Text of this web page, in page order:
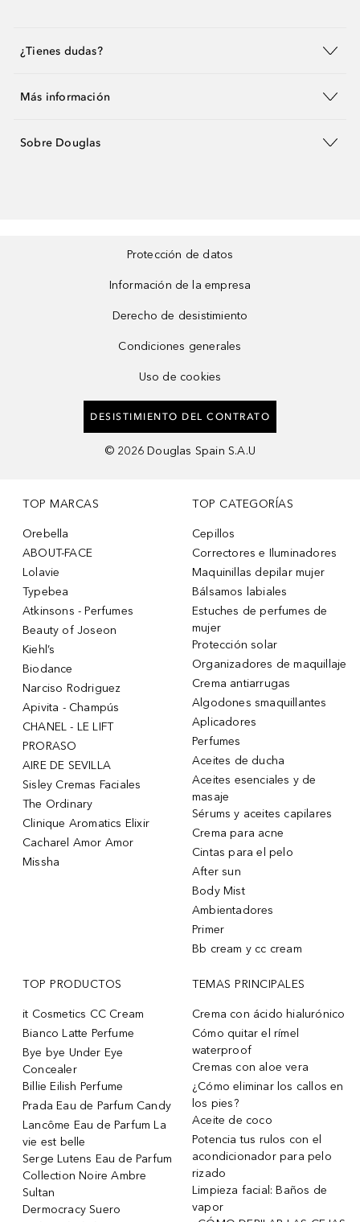
¿Tienes dudas?
Más información
Sobre Douglas
Protección de datos
Información de la empresa
Derecho de desistimiento
Condiciones generales
Uso de cookies
DESISTIMIENTO DEL CONTRATO
© 2026 Douglas Spain S.A.U
TOP MARCAS
Orebella
ABOUT-FACE
Lolavie
Typebea
Atkinsons - Perfumes
Beauty of Joseon
Kiehl’s
Biodance
Narciso Rodriguez
Apivita - Champús
CHANEL - LE LIFT
PRORASO
AIRE DE SEVILLA
Sisley Cremas Faciales
The Ordinary
Clinique Aromatics Elixir
Cacharel Amor Amor
Missha
TOP CATEGORÍAS
Cepillos
Correctores e Iluminadores
Maquinillas depilar mujer
Bálsamos labiales
Estuches de perfumes de
mujer
Protección solar
Organizadores de maquillaje
Crema antiarrugas
Algodones smaquillantes
Aplicadores
Perfumes
Aceites de ducha
Aceites esenciales y de
masaje
Sérums y aceites capilares
Crema para acne
Cintas para el pelo
After sun
Body Mist
Ambientadores
Primer
Bb cream y cc cream
TOP PRODUCTOS
it Cosmetics CC Cream
Bianco Latte Perfume
Bye bye Under Eye
Concealer
Billie Eilish Perfume
Prada Eau de Parfum Candy
Lancôme Eau de Parfum La
vie est belle
Serge Lutens Eau de Parfum
Collection Noire Ambre
Sultan
Dermocracy Suero
TEMAS PRINCIPALES
Crema con ácido hialurónico
Cómo quitar el rímel
waterproof
Cremas con aloe vera
¿Cómo eliminar los callos en
los pies?
Aceite de coco
Potencia tus rulos con el
acondicionador para pelo
rizado
Limpieza facial: Baños de
vapor